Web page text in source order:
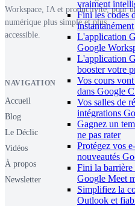
vraiment
Fini les codes
instantanément
L'application
Google
L'application
booster votre
Vos cours
dans Google
Vos salles de
intégrations
Gagnez un
ne pas rater
Protégez vos
nouveautés
Fini la barrière
Google Meet
Simplifiez la
Outlook et
Workspace, IA et productivité, pour
numérique plus simple et plus
accessible.
NAVIGATION
Accueil
Blog
Le Déclic
Vidéos
À propos
Newsletter